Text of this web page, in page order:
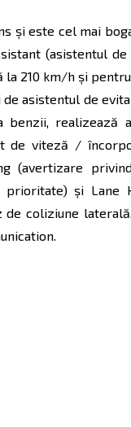
şi este cel mai
(asistentul
210 km/h şi
asistentul de
benzii, realizează
de viteză /
(avertizare
şi Lane
coliziune